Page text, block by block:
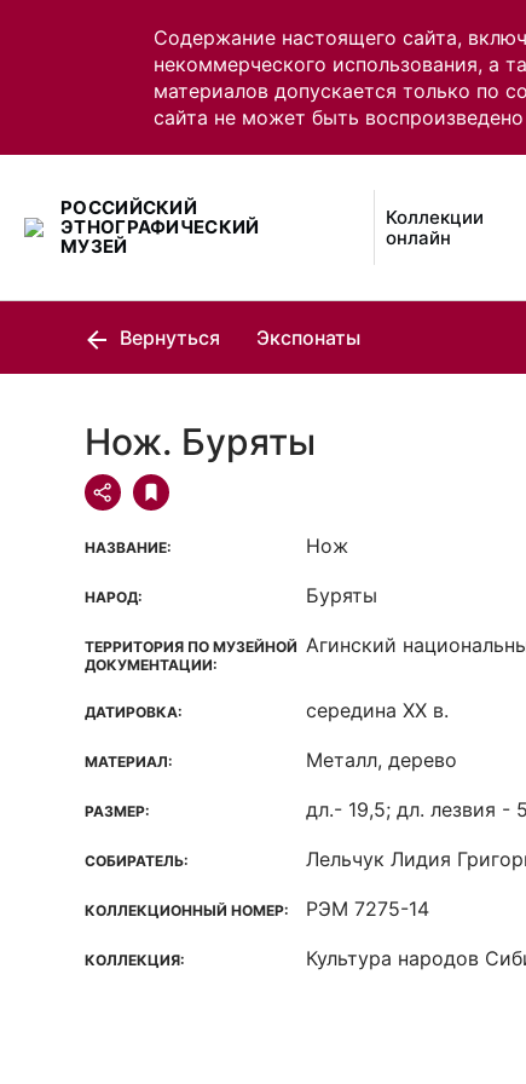
Содержание настоящего сайта,
некоммерческого использования, а
материалов допускается только по
сайта не может быть
РОССИЙСКИЙ
ЭТНОГРАФИЧЕСКИЙ
МУЗЕЙ
Коллекции
онлайн
Вернуться Экспонаты
Нож. Буряты
НАЗВАНИЕ: Нож
НАРОД: Буряты
ТЕРРИТОРИЯ ПО МУЗЕЙНОЙ
ДОКУМЕНТАЦИИ:
Агинский
ДАТИРОВКА: середина XX в.
МАТЕРИАЛ: Металл, дерево
РАЗМЕР: дл.- 19,5; дл. лезвия -
СОБИРАТЕЛЬ: Лельчук Лидия
КОЛЛЕКЦИОННЫЙ НОМЕР: РЭМ 7275-14
КОЛЛЕКЦИЯ: Культура народов